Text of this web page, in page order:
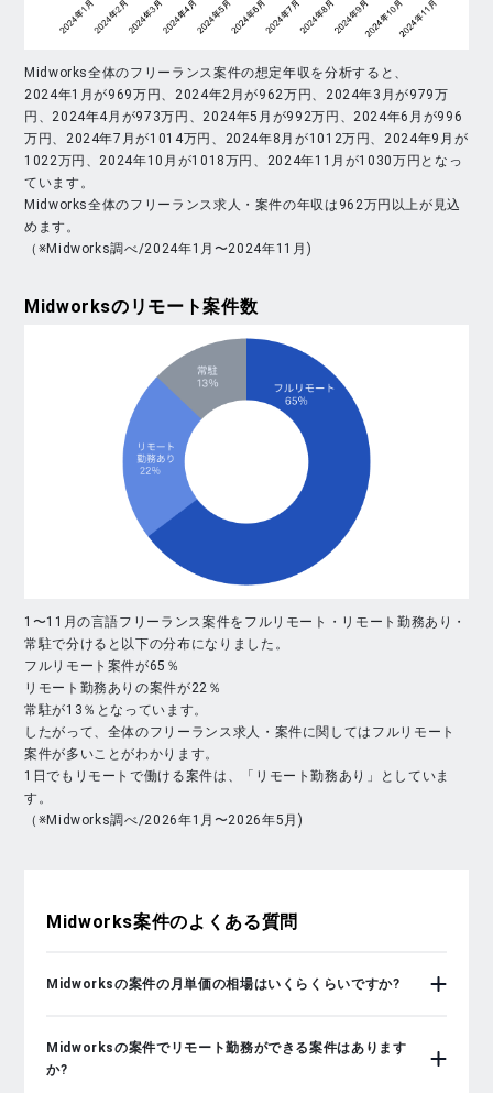
Midworks全体のフリーランス案件の想定年収を分析すると、
2024年1月が969万円、2024年2月が962万円、2024年3月が979万
円、2024年4月が973万円、2024年5月が992万円、2024年6月が996
万円、2024年7月が1014万円、2024年8月が1012万円、2024年9月が
1022万円、2024年10月が1018万円、2024年11月が1030万円となっ
ています。
Midworks全体のフリーランス求人・案件の年収は962万円以上が見込
めます。
（※Midworks調べ/2024年1月〜2024年11月)
Midworksのリモート案件数
1〜11月の言語フリーランス案件をフルリモート・リモート勤務あり・
常駐で分けると以下の分布になりました。
フルリモート案件が65％
リモート勤務ありの案件が22％
常駐が13％となっています。
したがって、全体のフリーランス求人・案件に関してはフルリモート
案件が多いことがわかります。
1日でもリモートで働ける案件は、「リモート勤務あり」としていま
す。
（※Midworks調べ/2026年1月〜2026年5月)
Midworks案件のよくある質問
Midworksの案件の月単価の相場はいくらくらいですか?
Midworksの案件でリモート勤務ができる案件はあります
か?